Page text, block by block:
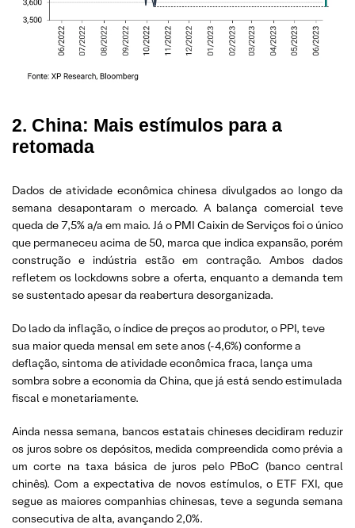
2. China: Mais estímulos para a
retomada
Dados de atividade econômica chinesa divulgados ao longo da
semana desapontaram o mercado. A balança comercial teve
queda de 7,5% a/a em maio. Já o PMI Caixin de Serviços foi o único
que permaneceu acima de 50, marca que indica expansão, porém
construção e indústria estão em contração. Ambos dados
refletem os lockdowns sobre a oferta, enquanto a demanda tem
se sustentado apesar da reabertura desorganizada.
Do lado da inflação, o índice de preços ao produtor, o PPI, teve
sua maior queda mensal em sete anos (-4,6%) conforme a
deflação, sintoma de atividade econômica fraca, lança uma
sombra sobre a economia da China, que já está sendo estimulada
fiscal e monetariamente.
Ainda nessa semana, bancos estatais chineses decidiram reduzir
os juros sobre os depósitos, medida compreendida como prévia a
um corte na taxa básica de juros pelo PBoC (banco central
chinês). Com a expectativa de novos estímulos, o ETF FXI, que
segue as maiores companhias chinesas, teve a segunda semana
consecutiva de alta, avançando 2,0%.